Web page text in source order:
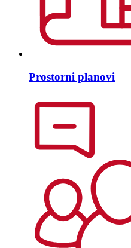
Prostorni planovi